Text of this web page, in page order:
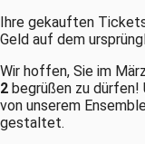
Ihre gekauften
Geld auf dem
Wir hoffen, Sie im
2 begrüßen zu
von unserem
gestaltet.